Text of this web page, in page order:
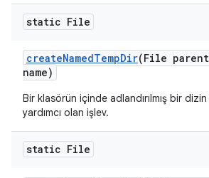
static File
createNamedTempDir(File parent
name)
Bir klasörün içinde adlandırılmış bir
yardımcı olan işlev.
static File